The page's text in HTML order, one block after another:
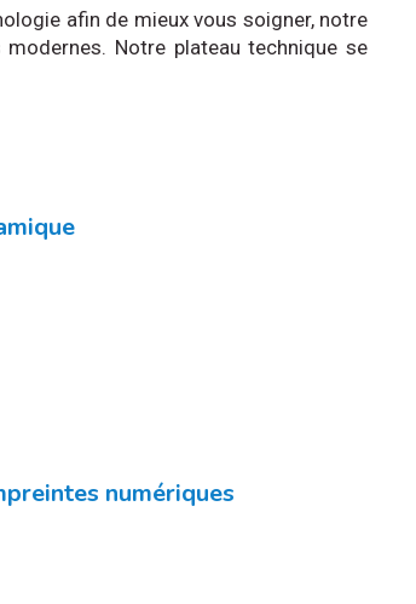
afin de mieux vous soigner, notre
Notre plateau technique se
numériques